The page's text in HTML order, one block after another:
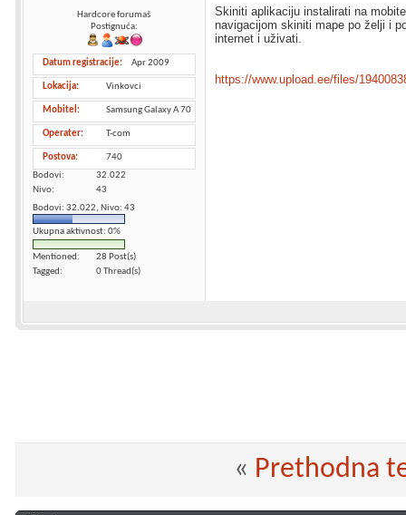
Hardcore forumaš
Postignuća:
Datum registracije Apr 2009
Lokacija Vinkovci
Mobitel Samsung Galaxy A 70
Operater T-com
Postova
740
Bodovi
32.022
Nivo
43
Bodovi: 32.022, Nivo: 43
Ukupna aktivnost: 0%
Mentioned
28 Post(s)
Tagged
0 Thread(s)
Skiniti aplikaciju instalirati na
navigacijom skiniti mape po želji i
internet i uživati.
https://www.upload.ee/files/
« Prethodna